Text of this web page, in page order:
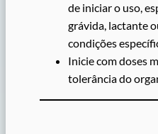
de iniciar o uso,
grávida, lactante
condições
Inicie com doses
tolerância do